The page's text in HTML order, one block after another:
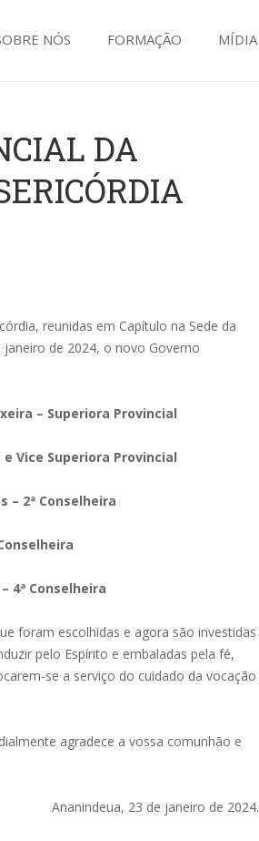
NÓS FORMAÇÃO MÍDIA
DA
reunidas em Capítulo na Sede da
de 2024, o novo Governo
– Superiora Provincial
Vice Superiora Provincial
– 2ª Conselheira
4ª Conselheira
foram escolhidas e agora são investidas
pelo Espírito e embaladas pela fé,
se a serviço do cuidado da vocação
agradece a vossa comunhão e
Ananindeua, 23 de janeiro de 2024.